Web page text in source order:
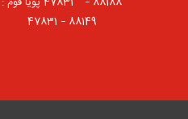
88149 – 47831